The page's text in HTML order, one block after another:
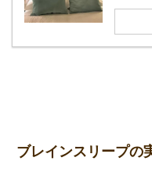
ブレインスリープの